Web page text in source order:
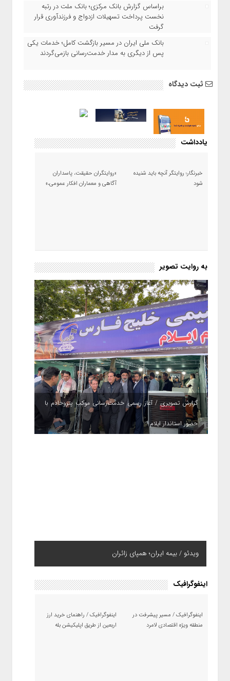
براساس گزارش بانک مرکزی؛ بانک ملت در رتبه
نخست پرداخت تسهیلات ازدواج و فرزندآوری قرار
گرفت
بانک ملی ایران در مسیر بازگشت کامل؛ خدمات یکی
پس از دیگری به مدار خدمت‌رسانی بازمی‌گردند
ثبت دیدگاه
یادداشت
خبرنگار؛ روایتگر آنچه باید شنیده
شود
«روایتگران حقیقت، پاسداران
آگاهی و معماران افکار عمومی،»
به روایت تصویر
گزارش تصویری / آغاز رسمی خدمت‌رسانی موکب پتروخادم با
حضور استاندار ایلام
ویدئو / بیمه ایران؛ همپای زائران
اینفوگرافیک
اینفوگرافیک / مسیر پیشرفت در
منطقه ویژه اقتصادی لامرد
اینفوگرافیک / راهنمای خرید ارز
اربعین از طریق اپلیکیشن بله